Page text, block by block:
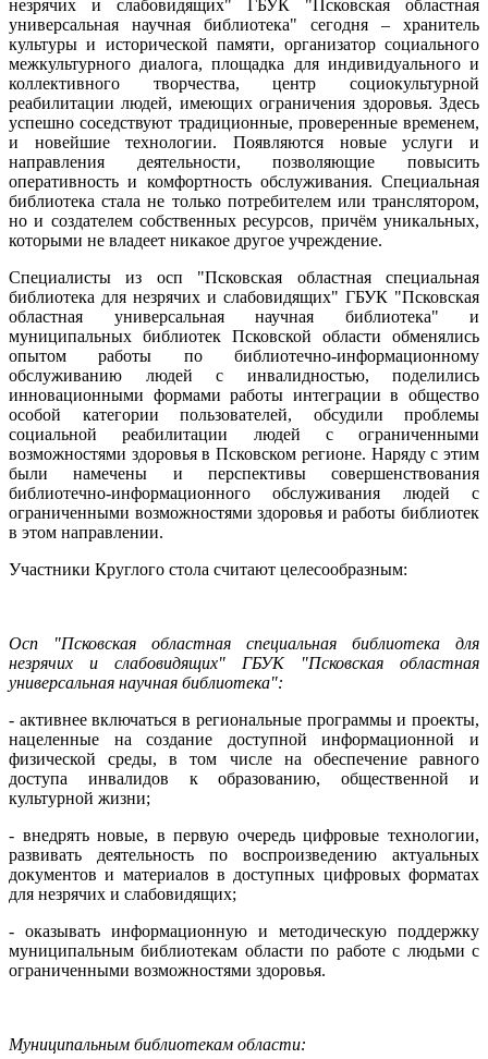
незрячих и слабовидящих" ГБУК "Псковская областная
универсальная научная библиотека" сегодня – хранитель
культуры и исторической памяти, организатор социального
межкультурного диалога, площадка для индивидуального и
коллективного творчества, центр социокультурной
реабилитации людей, имеющих ограничения здоровья. Здесь
успешно соседствуют традиционные, проверенные временем,
и новейшие технологии. Появляются новые услуги и
направления деятельности, позволяющие повысить
оперативность и комфортность обслуживания. Специальная
библиотека стала не только потребителем или транслятором,
но и создателем собственных ресурсов, причём уникальных,
которыми не владеет никакое другое учреждение.
Специалисты из осп "Псковская областная специальная
библиотека для незрячих и слабовидящих" ГБУК "Псковская
областная универсальная научная библиотека" и
муниципальных библиотек Псковской области обменялись
опытом работы по библиотечно-информационному
обслуживанию людей с инвалидностью, поделились
инновационными формами работы интеграции в общество
особой категории пользователей, обсудили проблемы
социальной реабилитации людей с ограниченными
возможностями здоровья в Псковском регионе. Наряду с этим
были намечены и перспективы совершенствования
библиотечно-информационного обслуживания людей с
ограниченными возможностями здоровья и работы библиотек
в этом направлении.
Участники Круглого стола считают целесообразным:
Осп "Псковская областная специальная библиотека для
незрячих и слабовидящих" ГБУК "Псковская областная
универсальная научная библиотека":
- активнее включаться в региональные программы и проекты,
нацеленные на создание доступной информационной и
физической среды, в том числе на обеспечение равного
доступа инвалидов к образованию, общественной и
культурной жизни;
- внедрять новые, в первую очередь цифровые технологии,
развивать деятельность по воспроизведению актуальных
документов и материалов в доступных цифровых форматах
для незрячих и слабовидящих;
- оказывать информационную и методическую поддержку
муниципальным библиотекам области по работе с людьми с
ограниченными возможностями здоровья.
Муниципальным библиотекам области: